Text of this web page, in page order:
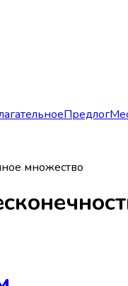
Предлог
множество